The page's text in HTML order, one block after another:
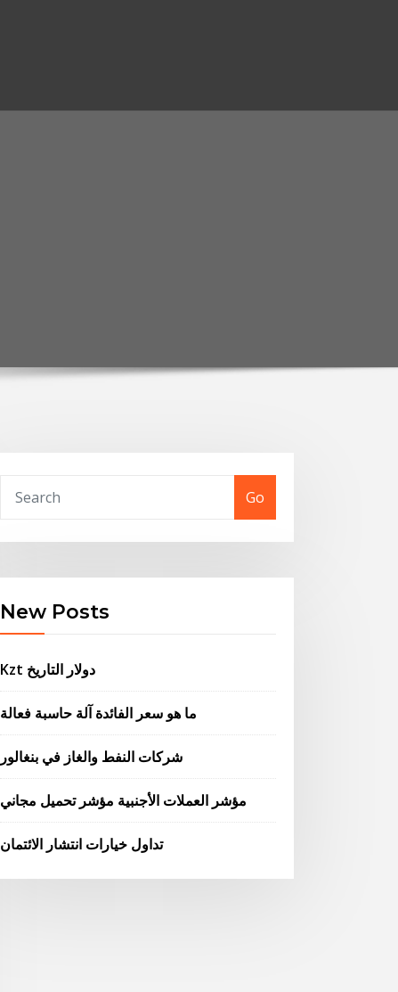
Go
New Posts
Kzt دولار التاريخ
ما هو سعر الفائدة آلة حاسبة فعالة
شركات النفط والغاز في بنغالور
مؤشر العملات الأجنبية مؤشر تحميل مجاني
تداول خيارات انتشار الائتمان